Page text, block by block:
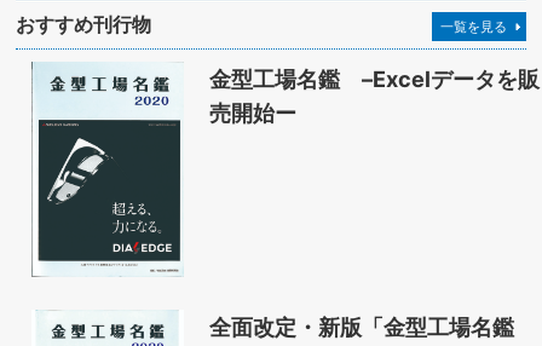
おすすめ刊行物 一覧を見る
金型工場名鑑 –Excelデータを販
売開始ー
全面改定・新版「金型工場名鑑